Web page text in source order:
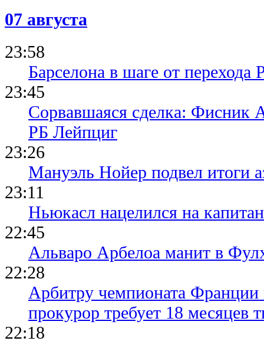
07 августа
23:58
Барселона в шаге от перехода
23:45
Сорвавшаяся сделка: Фисник
РБ Лейпциг
23:26
Мануэль Нойер подвел итоги
23:11
Ньюкасл нацелился на
22:45
Альваро Арбелоа манит в
22:28
Арбитру чемпионата Франции
прокурор требует 18 месяцев
22:18